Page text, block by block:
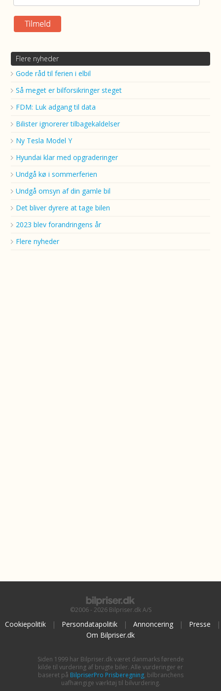
Flere nyheder
Gode råd til ferien i elbil
Så meget er bilforsikringer steget
FDM: Luk adgang til data
Bilister ignorerer tilbagekaldelser
Ny Tesla Model Y
Hyundai klar med opgraderinger
Undgå kø i sommerferien
Undgå omsyn af din gamle bil
Det bliver dyrere at tage bilen
2023 blev forandringens år
Flere nyheder
©2006 - 2026 Bilpriser.dk A/S
Cookiepolitik | Persondatapolitik | Annoncering | Presse
|
Om Bilpriser.dk
Siden 1999 har Bilpriser.dk været danmarks førende
kilde til vurdering af brugte biler. Alle vurderinger er
baseret på BilpriserPro Prisberegning, bilbranchens
uafhængige værktøj til bilvurdering.